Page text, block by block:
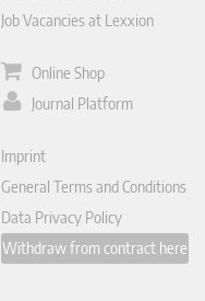
Job Vacancies at Lexxion
Online Shop
Journal Platform
Imprint
General Terms and Conditions
Data Privacy Policy
Withdraw from contract here